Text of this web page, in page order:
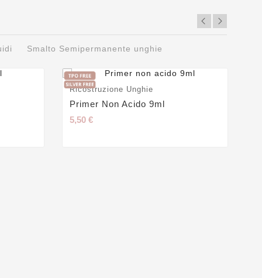
Smalto Semipermanente unghie
Ricostruzione Unghie
Primer Non Acido 9ml
5,50 €